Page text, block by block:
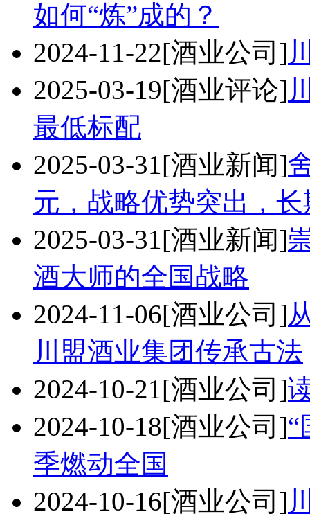
如何“炼”成的？
2024-11-22[酒业公司]
2025-03-19[酒业评论]
最低标配
2025-03-31[酒业新闻]
元，战略优势突出，长
2025-03-31[酒业新闻]
酒大师的全国战略
2024-11-06[酒业公司]
川盟酒业集团传承古法
2024-10-21[酒业公司]
2024-10-18[酒业公司]“
季燃动全国
2024-10-16[酒业公司]